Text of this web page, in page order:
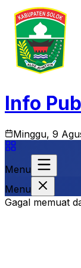
Info
Minggu, 9
Menu
Menu
Gagal memuat